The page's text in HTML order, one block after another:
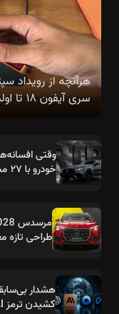
سری آیفون ۱۸ تا اولین آیفون تاشو
وقتی
خودرو با ۲۷ محصول در سال ۲۰۲۶
طراحی تازه
هشدار
کشیدن ترمز AIها رسیده است؟